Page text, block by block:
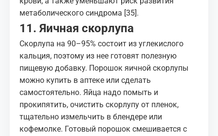
метаболического синдрома [35] .
11. Яичная скорлупа
Скорлупа на 90–95% состоит из углекислого
кальция, поэтому из нее готовят полезную
пищевую добавку. Порошок яичной скорлупы
можно купить в аптеке или сделать
самостоятельно. Яйца надо помыть и
прокипятить, очистить скорлупу от пленок,
тщательно измельчить в блендере или
кофемолке. Готовый порошок смешивается с